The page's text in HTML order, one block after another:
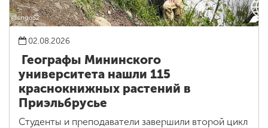
02.08.2026
Географы Мининского
университета нашли 115
краснокнижных растений в
Приэльбрусье
Студенты и преподаватели завершили второй цикл